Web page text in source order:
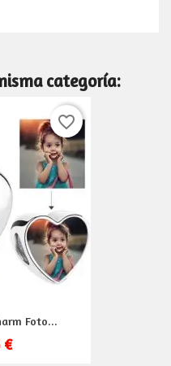
categoría:
Foto...
€
favorite_border